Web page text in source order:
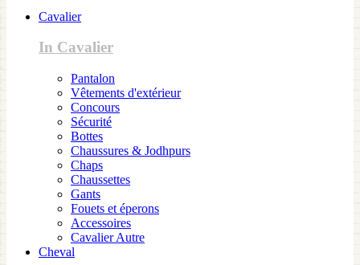
Cavalier
In Cavalier
Pantalon
Vêtements d'extérieur
Concours
Sécurité
Bottes
Chaussures & Jodhpurs
Chaps
Chaussettes
Gants
Fouets et éperons
Accessoires
Cavalier Autre
Cheval